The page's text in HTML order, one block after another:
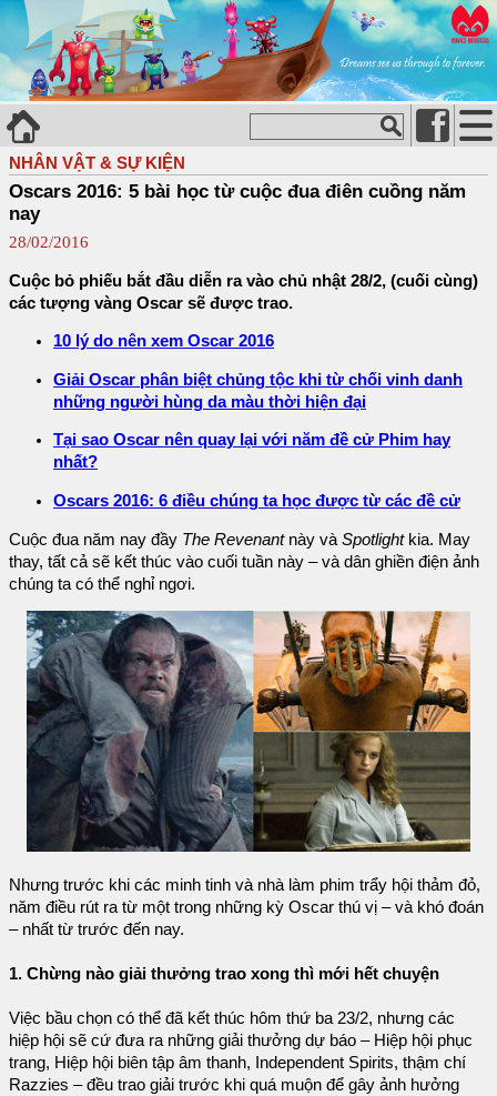
NHÂN VẬT & SỰ KIỆN
Oscars 2016: 5 bài học từ cuộc đua điên cuồng năm
nay
28/02/2016
Cuộc bỏ phiếu bắt đầu diễn ra vào chủ nhật 28/2, (cuối cùng)
các tượng vàng Oscar sẽ được trao.
10 lý do nên xem Oscar 2016
Giải Oscar phân biệt chủng tộc khi từ chối vinh danh
những người hùng da màu thời hiện đại
Tại sao Oscar nên quay lại với năm đề cử Phim hay
nhất?
Oscars 2016: 6 điều chúng ta học được từ các đề cử
Cuộc đua năm nay đầy The Revenantnày và Spotlight kia. May
thay, tất cả sẽ kết thúc vào cuối tuần này – và dân ghiền điện ảnh
chúng ta có thể nghỉ ngơi.
Nhưng trước khi các minh tinh và nhà làm phim trẩy hội thảm đỏ,
năm điều rút ra từ một trong những kỳ Oscar thú vị – và khó đoán
– nhất từ trước đến nay.
1. Chừng nào giải thưởng trao xong thì mới hết chuyện
Việc bầu chọn có thể đã kết thúc hôm thứ ba 23/2, nhưng các
hiệp hội sẽ cứ đưa ra những giải thưởng dự báo – Hiệp hội phục
trang, Hiệp hội biên tập âm thanh, Independent Spirits, thậm chí
Razzies – đều trao giải trước khi quá muộn để gây ảnh hưởng